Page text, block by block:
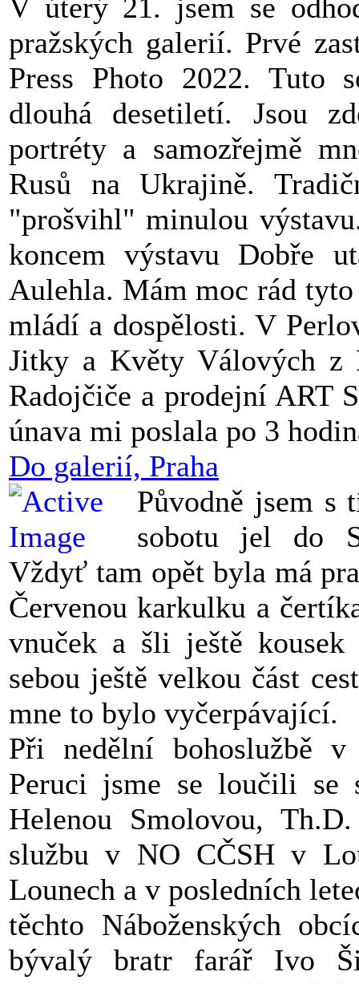
V úterý 21. jsem se
pražských galerií. Prvé
Press Photo 2022. Tuto
dlouhá desetiletí. Jsou
portréty a samozřejmě
Rusů na Ukrajině.
"prošvihl" minulou
koncem výstavu Dobře
Aulehla. Mám moc rád
mládí a dospělosti. V
Jitky a Květy Válových z
Radojčiče a prodejní ART
únava mi poslala po 3
Do galerií, Praha
Původně jsem s
sobotu jel do
Vždyť tam opět byla má
Červenou karkulku a
vnuček a šli ještě
sebou ještě velkou část
mne to bylo vyčerpávající.
Při nedělní bohoslužbě
Peruci jsme se loučili se
Helenou Smolovou,
službu v NO CČSH v
Lounech a v posledních
těchto Náboženských
bývalý bratr farář Ivo